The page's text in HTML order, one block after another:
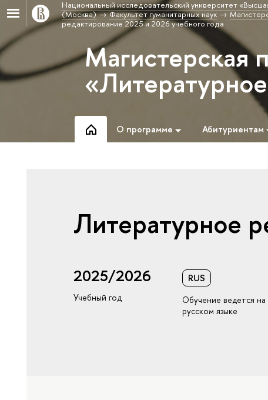
Национальный исследовательский университет
(Москва)
Факультет гуманитарных наук
редактирование 2025 и 2026 учебного года
Магистерская
О программе Абитуриентам
Литературное
2025/2026
Учебный год
RUS
Обучение ведется на
русском языке